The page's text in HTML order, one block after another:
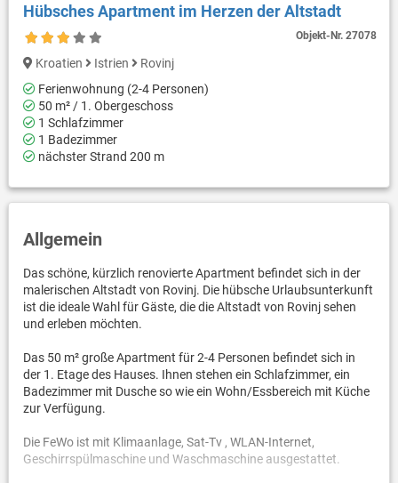
Hübsches Apartment im Herzen der Altstadt
Objekt-Nr.27078
Kroatien Istrien
Rovinj
Ferienwohnung (2-4 Personen)
50 m² / 1. Obergeschoss
1 Schlafzimmer
1 Badezimmer
nächster Strand 200 m
Allgemein
Das schöne, kürzlich renovierte Apartment befindet sich in der
malerischen Altstadt von Rovinj. Die hübsche Urlaubsunterkunft
ist die ideale Wahl für Gäste, die die Altstadt von Rovinj sehen
und erleben möchten.
Das 50 m² große Apartment für 2-4 Personen befindet sich in
der 1. Etage des Hauses. Ihnen stehen ein Schlafzimmer, ein
Badezimmer mit Dusche so wie ein Wohn/Essbereich mit Küche
zur Verfügung.
Die FeWo ist mit Klimaanlage, Sat-Tv , WLAN-Internet,
Geschirrspülmaschine und Waschmaschine ausgestattet.